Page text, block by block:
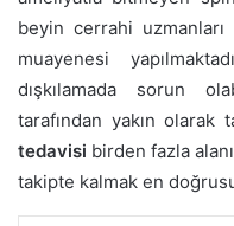
beyin cerrahi
muayenesi
dışkılamada sorun
tarafından yakın olarak
tedavisi birden fazla
takipte kalmak en